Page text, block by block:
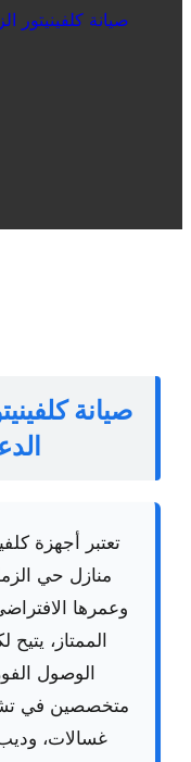
صيانة كلفينيتور
صيانة
تعتبر أجهزة
منازل حي
وعمرها
الممتاز،
الوصول
متخصصين في
غسالات،